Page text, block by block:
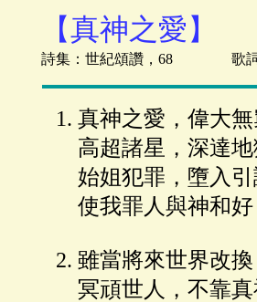
【真神之愛】
詩集：世紀頌讚，68 歌詞由
真神之愛，偉大
高超諸星，深達
始姐犯罪，墮入
使我罪人與神和好
雖當將來世界改
冥頑世人，不靠